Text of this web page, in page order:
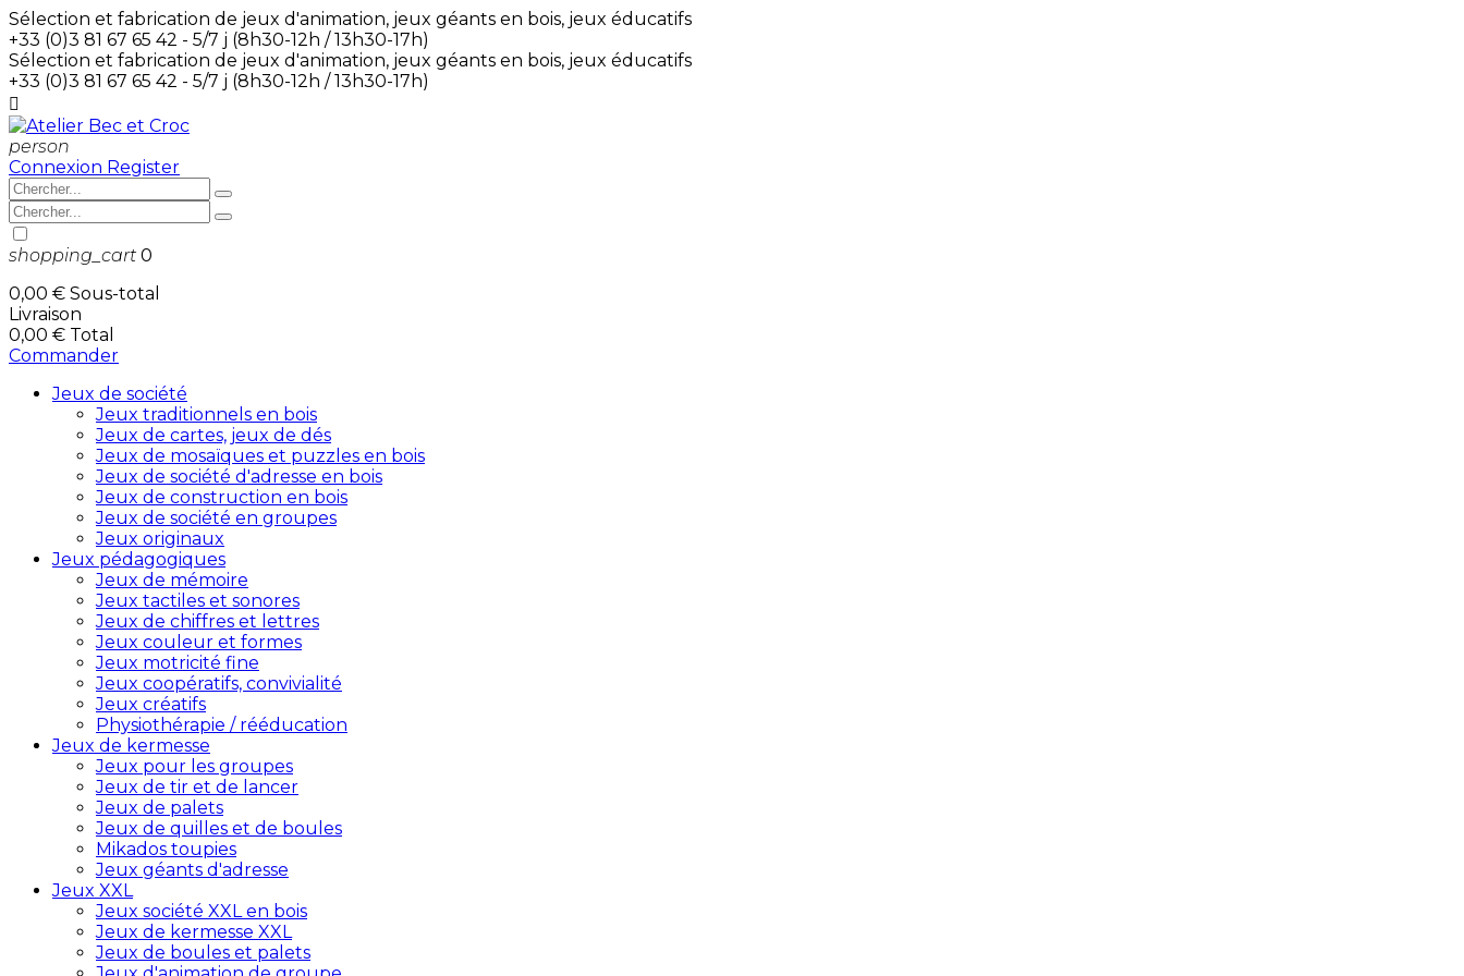
Sélection et fabrication de jeux d'animation, jeux géants en bois, jeux éducatifs
+33 (0)3 81 67 65 42 - 5/7 j (8h30-12h / 13h30-17h)
Sélection et fabrication de jeux d'animation, jeux géants en bois, jeux éducatifs
+33 (0)3 81 67 65 42 - 5/7 j (8h30-12h / 13h30-17h)

person
Connexion Register
shopping_cart 0
0,00 € Sous-total
Livraison
0,00 € Total
Commander
Jeux de société
Jeux traditionnels en bois
Jeux de cartes, jeux de dés
Jeux de mosaïques et puzzles en bois
Jeux de société d'adresse en bois
Jeux de construction en bois
Jeux de société en groupes
Jeux originaux
Jeux pédagogiques
Jeux de mémoire
Jeux tactiles et sonores
Jeux de chiffres et lettres
Jeux couleur et formes
Jeux motricité fine
Jeux coopératifs, convivialité
Jeux créatifs
Physiothérapie / rééducation
Jeux de kermesse
Jeux pour les groupes
Jeux de tir et de lancer
Jeux de palets
Jeux de quilles et de boules
Mikados toupies
Jeux géants d'adresse
Jeux XXL
Jeux société XXL en bois
Jeux de kermesse XXL
Jeux de boules et palets